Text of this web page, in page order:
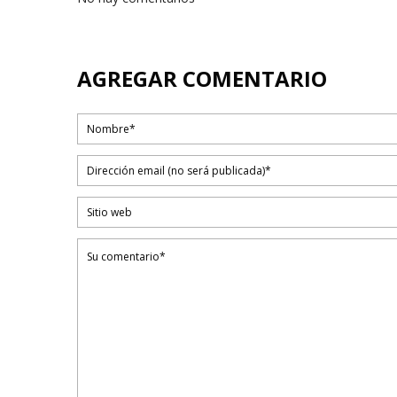
AGREGAR COMENTARIO